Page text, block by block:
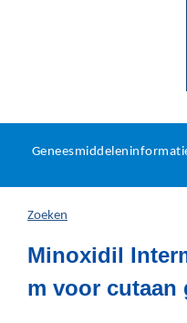
U
hier:
Zoeken
Minoxidil
m voor cutaan